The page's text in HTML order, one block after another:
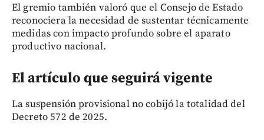
El gremio también valoró que el Consejo de Estado
reconociera la necesidad de sustentar técnicamente
medidas con impacto profundo sobre el aparato
productivo nacional.
El artículo que seguirá vigente
La suspensión provisional no cobijó la totalidad del
Decreto 572 de 2025.